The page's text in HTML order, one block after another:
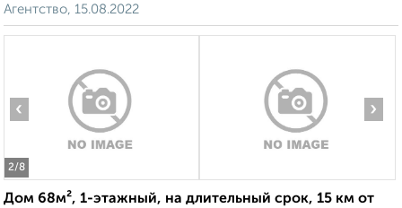
Агентство, 15.08.2022
2/8
‹ ›
Дом 68м², 1-этажный, на длительный срок, 15 км от